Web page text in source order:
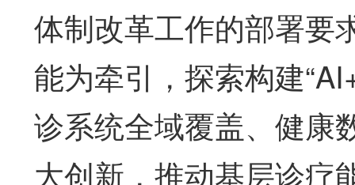
体制改革工作的部署要
能为牵引，探索构建
诊系统全域覆盖、健康
大创新，推动基层诊疗